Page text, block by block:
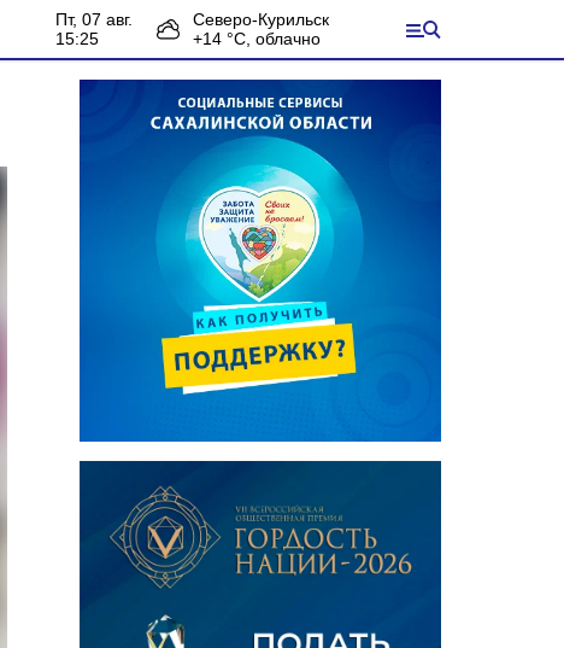
пт, 07 авг.
15:25
Северо-Курильск
+14 °С, облачно